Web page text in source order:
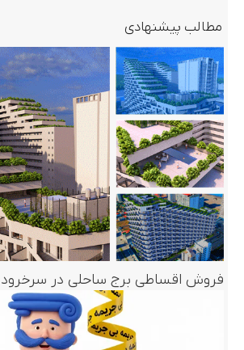
مطالب پیشنهادی
فروش اقساطی برج ساحلی در